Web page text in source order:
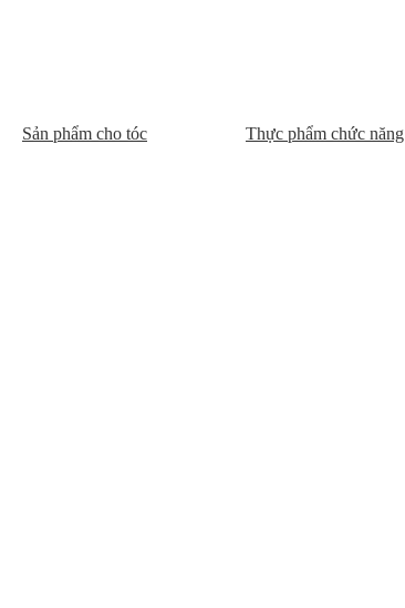
Sản phẩm cho tóc Thực phẩm chức năng